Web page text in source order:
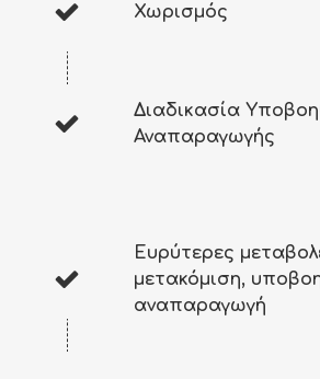
Χωρισμός
Διαδικασία
Αναπαραγωγής
Ευρύτερες
μετακόμιση,
αναπαραγωγή